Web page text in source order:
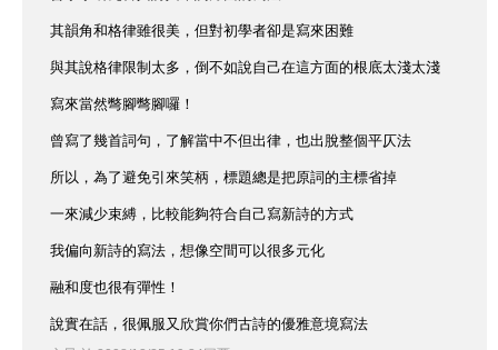
其韻角和格律雖很美，但對初學者卻是寫來困難
與其說格律限制太多，倒不如說自己在這方面的根底太淺太淺
寫來當然彆腳彆腳囉！
曾寫了幾首詞句，了解當中不但出律，也出脫整個平仄法
所以，為了避免引來笑柄，標題總是把原詞的主標省掉
一來減少束縛，比較能夠符合自己寫新詩的方式
我偏向新詩的寫法，想像空間可以很多元化
融和度也很有彈性！
說實在話，很佩服又欣賞你們古詩的優雅意境寫法